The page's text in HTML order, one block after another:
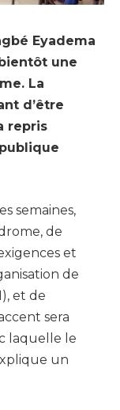
Eyadema
une
La
d’être
repris
semaines,
de
et
de
et de
sera
laquelle le
un